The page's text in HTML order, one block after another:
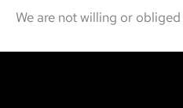
We are not willing or